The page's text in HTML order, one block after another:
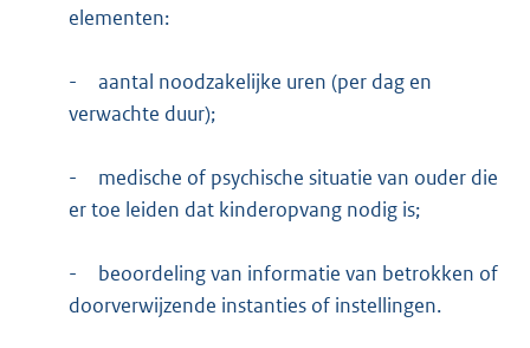
elementen:
-
aantal noodzakelijke uren (per dag en
verwachte duur);
-
medische of psychische situatie van ouder die
er toe leiden dat kinderopvang nodig is;
-
beoordeling van informatie van betrokken of
doorverwijzende instanties of instellingen.